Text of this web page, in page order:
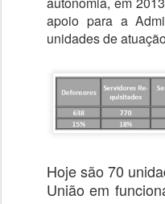
apoio para a
unidades de
Hoje são 70
União em